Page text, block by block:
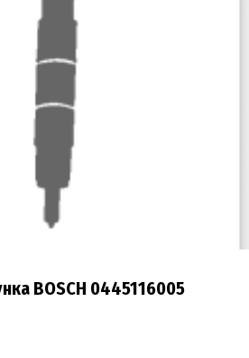
BOSCH 0445116005